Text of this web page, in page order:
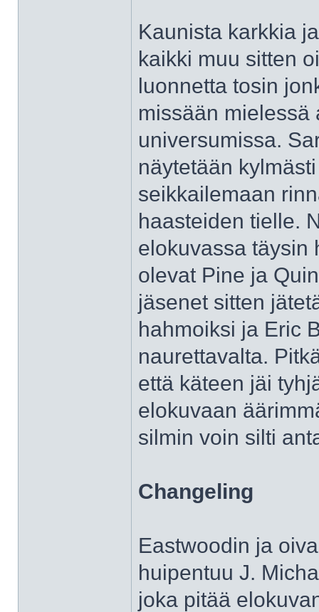
Kaunista karkkia
kaikki muu sitten
luonnetta tosin
missään mielessä
universumissa.
näytetään
seikkailemaan
haasteiden tielle.
elokuvassa täysin
olevat Pine ja
jäsenet sitten
hahmoiksi ja Eric
naurettavalta.
että käteen jäi
elokuvaan
silmin voin silti
Changeling
Eastwoodin ja
huipentuu J.
joka pitää